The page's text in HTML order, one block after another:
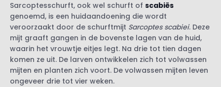
Sarcoptesschurft, ook wel schurft of scabiës
genoemd, is een huidaandoening die wordt
veroorzaakt door de schurftmijt Sarcoptes scabiei. Deze
mijt graaft gangen in de bovenste lagen van de huid,
waarin het vrouwtje eitjes legt. Na drie tot tien dagen
komen ze uit. De larven ontwikkelen zich tot volwassen
mijten en planten zich voort. De volwassen mijten leven
ongeveer drie tot vier weken.